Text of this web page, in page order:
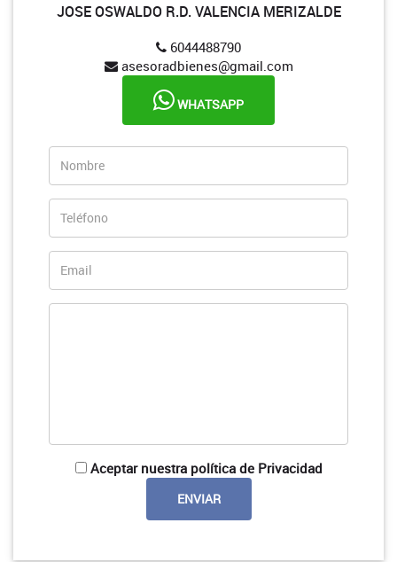
JOSE OSWALDO R.D. VALENCIA MERIZALDE
6044488790
asesoradbienes@gmail.com
WHATSAPP
Aceptar nuestra política de Privacidad